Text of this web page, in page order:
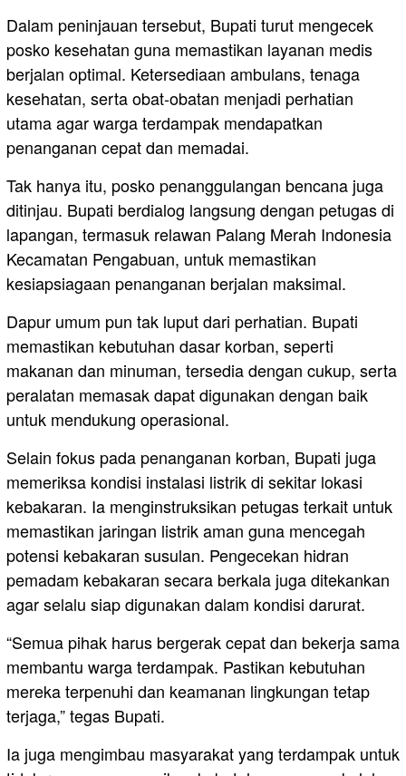
Dalam peninjauan tersebut, Bupati turut mengecek
posko kesehatan guna memastikan layanan medis
berjalan optimal. Ketersediaan ambulans, tenaga
kesehatan, serta obat-obatan menjadi perhatian
utama agar warga terdampak mendapatkan
penanganan cepat dan memadai.
Tak hanya itu, posko penanggulangan bencana juga
ditinjau. Bupati berdialog langsung dengan petugas di
lapangan, termasuk relawan Palang Merah Indonesia
Kecamatan Pengabuan, untuk memastikan
kesiapsiagaan penanganan berjalan maksimal.
Dapur umum pun tak luput dari perhatian. Bupati
memastikan kebutuhan dasar korban, seperti
makanan dan minuman, tersedia dengan cukup, serta
peralatan memasak dapat digunakan dengan baik
untuk mendukung operasional.
Selain fokus pada penanganan korban, Bupati juga
memeriksa kondisi instalasi listrik di sekitar lokasi
kebakaran. Ia menginstruksikan petugas terkait untuk
memastikan jaringan listrik aman guna mencegah
potensi kebakaran susulan. Pengecekan hidran
pemadam kebakaran secara berkala juga ditekankan
agar selalu siap digunakan dalam kondisi darurat.
“Semua pihak harus bergerak cepat dan bekerja sama
membantu warga terdampak. Pastikan kebutuhan
mereka terpenuhi dan keamanan lingkungan tetap
terjaga,” tegas Bupati.
Ia juga mengimbau masyarakat yang terdampak untuk